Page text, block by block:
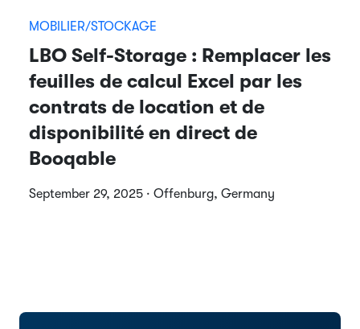
MOBILIER/STOCKAGE
LBO Self-Storage : Remplacer les
feuilles de calcul Excel par les
contrats de location et de
disponibilité en direct de
Booqable
September 29, 2025 · Offenburg, Germany